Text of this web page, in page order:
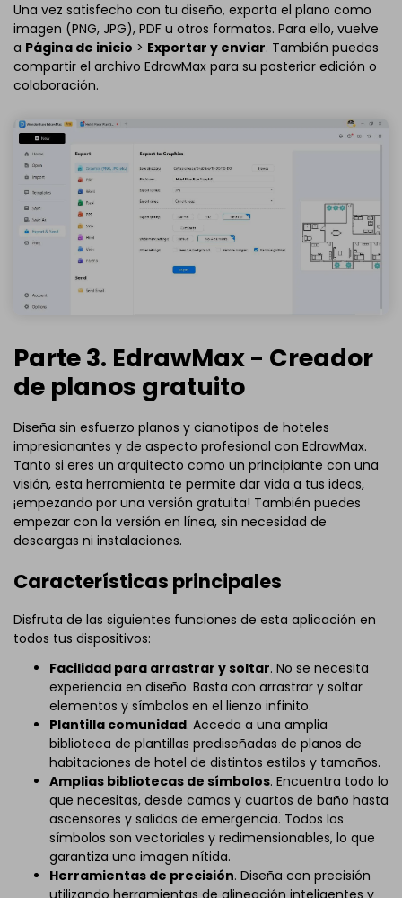
Una vez satisfecho con tu diseño, exporta el plano como
imagen (PNG, JPG), PDF u otros formatos. Para ello, vuelve
a Página de inicio > Exportar y enviar. También puedes
compartir el archivo EdrawMax para su posterior edición o
colaboración.
Parte 3. EdrawMax - Creador
de planos gratuito
Diseña sin esfuerzo planos y cianotipos de hoteles
impresionantes y de aspecto profesional con EdrawMax.
Tanto si eres un arquitecto como un principiante con una
visión, esta herramienta te permite dar vida a tus ideas,
¡empezando por una versión gratuita! También puedes
empezar con la versión en línea, sin necesidad de
descargas ni instalaciones.
Características principales
Disfruta de las siguientes funciones de esta aplicación en
todos tus dispositivos:
Facilidad para arrastrar y soltar. No se necesita
experiencia en diseño. Basta con arrastrar y soltar
elementos y símbolos en el lienzo infinito.
Plantilla comunidad. Acceda a una amplia
biblioteca de plantillas prediseñadas de planos de
habitaciones de hotel de distintos estilos y tamaños.
Amplias bibliotecas de símbolos. Encuentra todo lo
que necesitas, desde camas y cuartos de baño hasta
ascensores y salidas de emergencia. Todos los
símbolos son vectoriales y redimensionables, lo que
garantiza una imagen nítida.
Herramientas de precisión. Diseña con precisión